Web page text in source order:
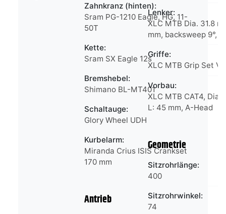
Zahnkranz (hinten):
Sram PG-1210 Eagle, HG, 11-
50T
Kette:
Sram SX Eagle 12s
Bremshebel:
Shimano BL-MT401
Schaltauge:
Glory Wheel UDH
Kurbelarm:
Miranda Crius ISIS Crankset
170 mm
Antrieb
Lenker:
XLC MTB Dia. 31.8
mm, backsweep 9°,
Griffe:
XLC MTB Grip Set
Vorbau:
XLC MTB CAT4, Dia.
L: 45 mm, A-Head
Geometrie
Sitzrohrlänge:
400
Sitzrohrwinkel:
74